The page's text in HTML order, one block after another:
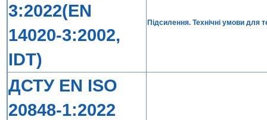
3:2022(EN
14020-3:2002,
IDT)
Підсилення. Технічні умови для
ДСТУ EN ISO
20848-1:2022